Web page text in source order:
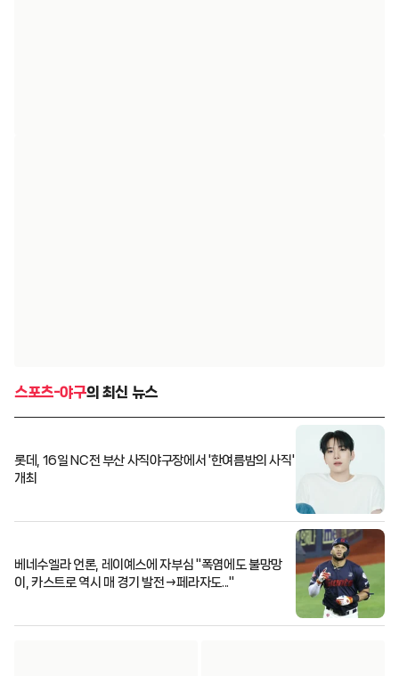
스포츠-야구의 최신 뉴스
롯데, 16일 NC전 부산 사직야구장에서 '한여름밤의 사직'
개최
베네수엘라 언론, 레이예스에 자부심 "폭염에도 불망망
이, 카스트로 역시 매 경기 발전→페라자도..."